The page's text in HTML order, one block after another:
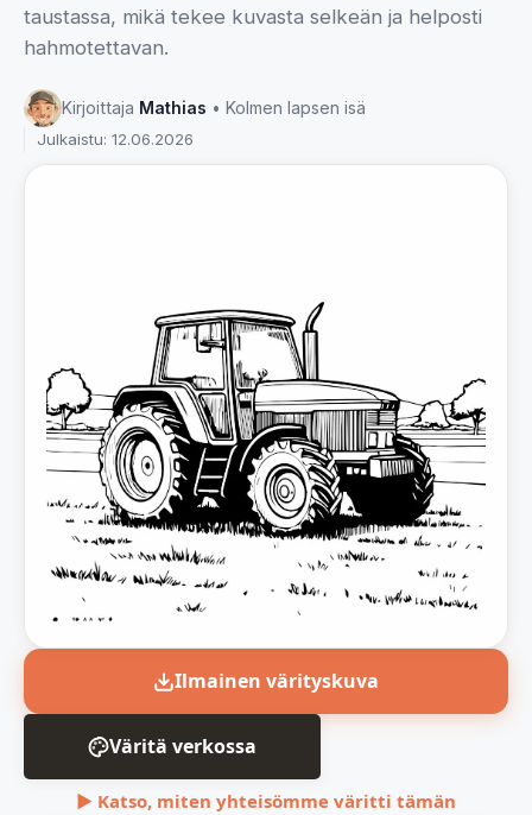
taustassa, mikä tekee kuvasta selkeän ja helposti
hahmotettavan.
Kirjoittaja Mathias • Kolmen lapsen isä
Julkaistu: 12.06.2026
Ilmainen värityskuva
Väritä verkossa
▶ Katso, miten yhteisömme väritti tämän